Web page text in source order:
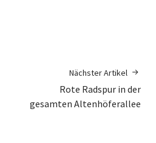
Nächster Artikel
Rote Radspur in der
gesamten Altenhöferallee